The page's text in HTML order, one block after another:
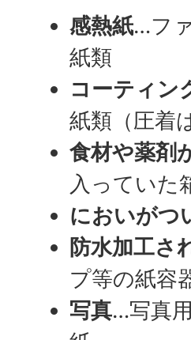
感熱紙…フ
紙類
コーティン
紙類（圧着
食材や薬剤
入っていた
においがつ
防水加工さ
プ等の紙容
写真…写真